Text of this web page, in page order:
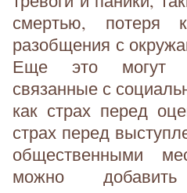
смертью, потеря
разобщения с
Еще это могут
связанные с
как страх перед
страх перед
общественными
можно